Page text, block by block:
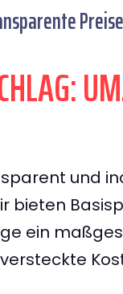
und
bieten
ein